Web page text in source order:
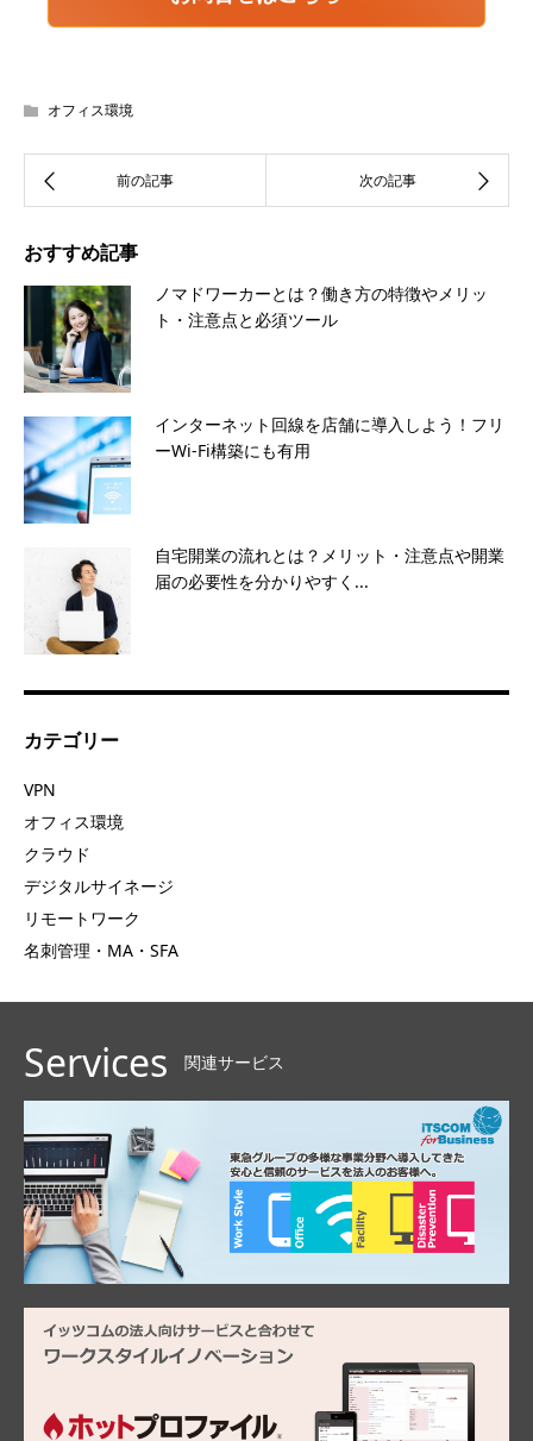
オフィス環境
おすすめ記事
ノマドワーカーとは？働き方の特徴やメリッ
ト・注意点と必須ツール
インターネット回線を店舗に導入しよう！フリ
ーWi-Fi構築にも有用
自宅開業の流れとは？メリット・注意点や開業
届の必要性を分かりやすく...
カテゴリー
VPN
オフィス環境
クラウド
デジタルサイネージ
リモートワーク
名刺管理・MA・SFA
Services 関連サービス